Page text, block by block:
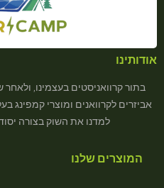
אודותינו
בתור קרוואניסטים בעצמינו,
אביזרים לקרוואנים ומוצרי קמפינג
למדנו את השוק בצורה
המוצרים שלנו